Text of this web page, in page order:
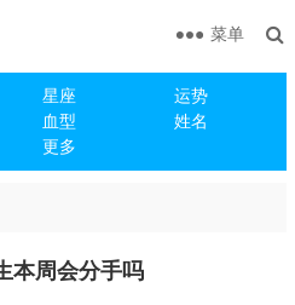
星座
运势
血型
姓名
更多
菜单
本周会分手吗